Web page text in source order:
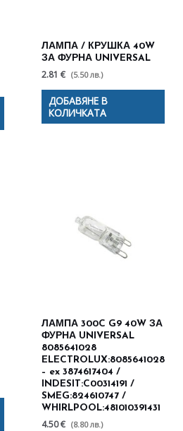
ЛАМПА / КРУШКА 40W
ЗА ФУРНА UNIVERSAL
2.81 € (5.50 лв.)
ДОБАВЯНЕ В
КОЛИЧКАТА
ЛАМПА 300C G9 40W ЗА
ФУРНА UNIVERSAL
8085641028
ELECTROLUX:8085641028
– ex 3874617404 /
INDESIT:C00314191 /
SMEG:824610747 /
WHIRLPOOL:481010391431
4.50 € (8.80 лв.)